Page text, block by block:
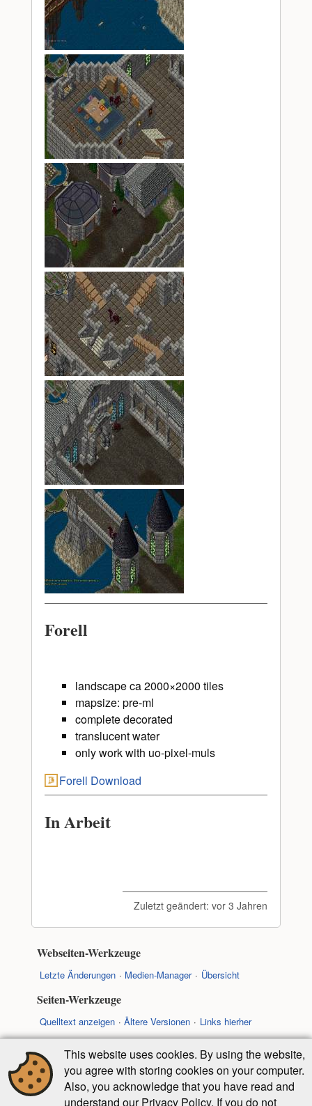
Forell
landscape ca 2000×2000 tiles
mapsize: pre-ml
complete decorated
translucent water
only work with uo-pixel-muls
Forell Download
In Arbeit
Zuletzt geändert: vor 3 Jahren
Webseiten-Werkzeuge
Letzte Änderungen Medien-Manager Übersicht
Seiten-Werkzeuge
Quelltext anzeigen Ältere Versionen
Links hierher
New page
New folder Nach oben
Falls nicht anders bezeichnet, ist der Inhalt dieses Wikis
unter der folgenden Lizenz veröffentlicht:
This website uses cookies. By using the website,
you agree with storing cookies on your computer.
Also, you acknowledge that you have read and
understand our Privacy Policy. If you do not